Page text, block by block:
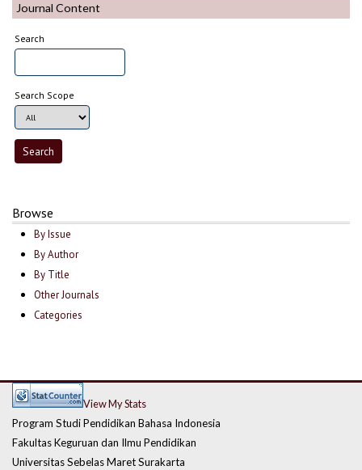
Journal Content
Search
Search Scope
Browse
By Issue
By Author
By Title
Other Journals
Categories
View My Stats
Program Studi Pendidikan Bahasa Indonesia
Fakultas Keguruan dan Ilmu Pendidikan
Universitas Sebelas Maret Surakarta